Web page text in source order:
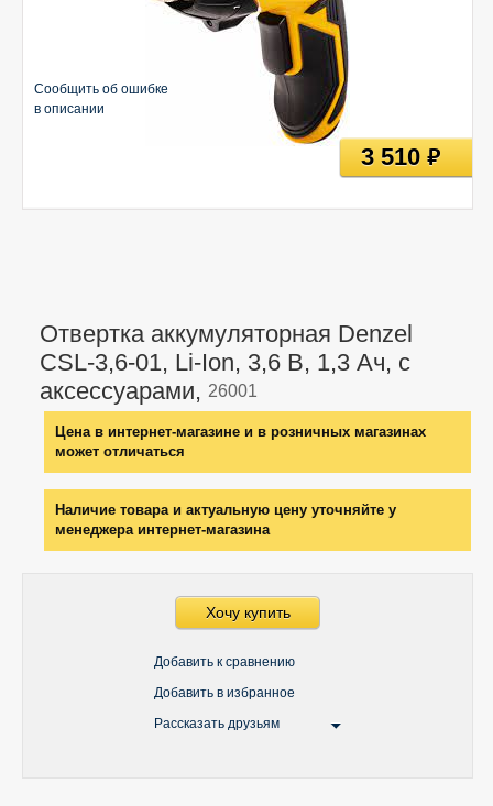
Отвертка аккумуляторная Denzel
CSL-3,6-01, Li-Ion, 3,6 В, 1,3 Ач, с
аксессуарами, 26001
Цена в интернет-магазине и в розничных магазинах
может отличаться
Наличие товара и актуальную цену уточняйте у
менеджера интернет-магазина
Хочу купить
Добавить к сравнению
Добавить в избранное
Рассказать друзьям
Сообщить об ошибке
в описании
3 510руб